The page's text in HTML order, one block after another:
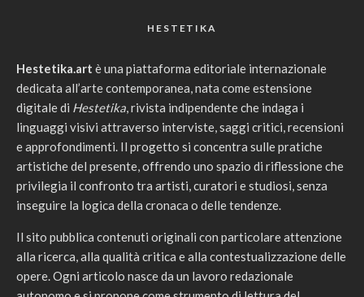
HESTETIKA
Hestetika.art è una piattaforma editoriale internazionale
dedicata all’arte contemporanea, nata come estensione
digitale di Hestetika, rivista indipendente che indaga i
linguaggi visivi attraverso interviste, saggi critici, recensioni
e approfondimenti. Il progetto si concentra sulle pratiche
artistiche del presente, offrendo uno spazio di riflessione che
privilegia il confronto tra artisti, curatori e studiosi, senza
inseguire la logica della cronaca o delle tendenze.
Il sito pubblica contenuti originali con particolare attenzione
alla ricerca, alla qualità critica e alla contestualizzazione delle
opere. Ogni articolo nasce da un lavoro redazionale